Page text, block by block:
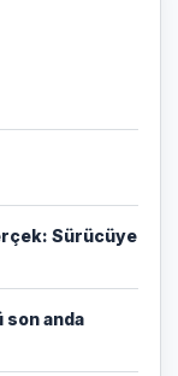
Sürücüye
son anda